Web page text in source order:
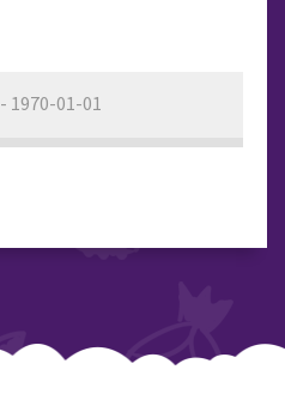
- 1970-01-01